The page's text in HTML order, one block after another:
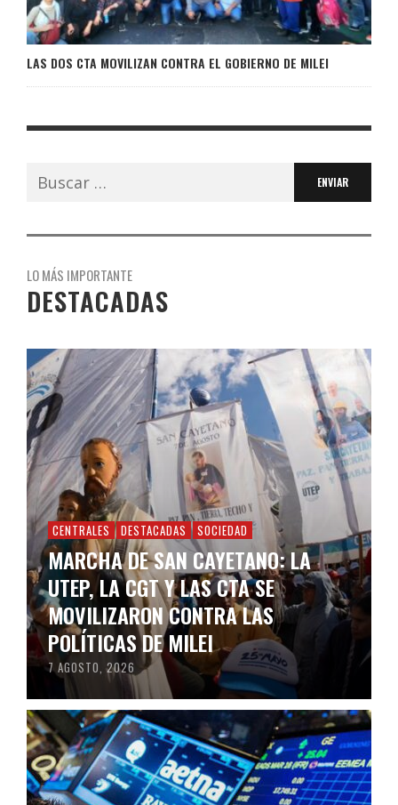
LAS DOS CTA MOVILIZAN CONTRA EL GOBIERNO DE MILEI
Buscar:
LO MÁS IMPORTANTE
DESTACADAS
CENTRALES DESTACADAS SOCIEDAD
MARCHA DE SAN CAYETANO: LA
UTEP, LA CGT Y LAS CTA SE
MOVILIZARON CONTRA LAS
POLÍTICAS DE MILEI
7 AGOSTO, 2026